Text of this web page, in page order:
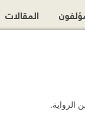
الرواية.
المقالات